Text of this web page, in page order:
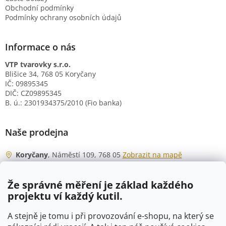
Že správné měření je základ každého
projektu ví každý kutil.
A stejně je tomu i při provozování e-shopu, na který se
Obchodní podmínky
Podmínky ochrany osobních údajů
Informace o nás
VTP tvarovky s.r.o.
Blišice 34, 768 05 Koryčany
IČ: 09895345
DIČ: CZ09895345
B. ú.: 2301934375/2010 (Fio banka)
Naše prodejna
Koryčany, Náměstí 109, 768 05 Zobrazit na mapě
Po - Čt
06:00 - 07:00
07:30 - 15:30
Pá
06:00 - 07:00
07:30 - 15:00